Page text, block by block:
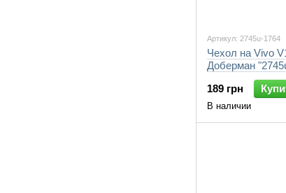
Артикул: 2745u-1764
Чехол на Vivo
Доберман
189 грн
В наличии